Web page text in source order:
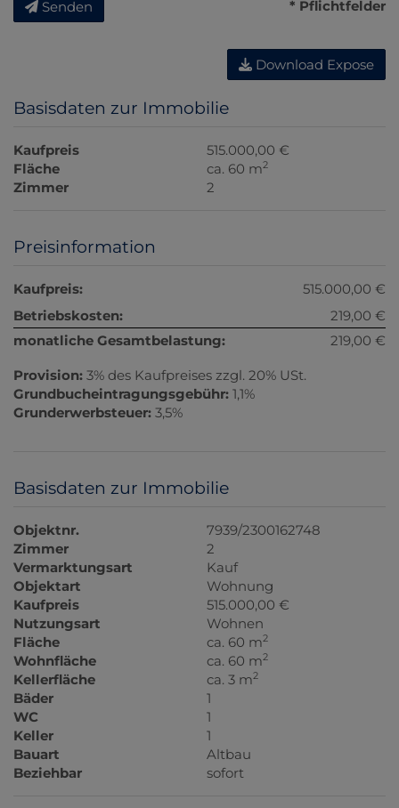
Senden * Pflichtfelder
Download Expose
Basisdaten zur Immobilie
Kaufpreis
515.000,00 €
Fläche
ca. 60 m2
Zimmer 2
Preisinformation
Kaufpreis:
515.000,00 €
Betriebskosten:
219,00 €
monatliche Gesamtbelastung:
219,00 €
Provision: 3% des Kaufpreises zzgl. 20% USt.
Grundbucheintragungsgebühr: 1,1%
Grunderwerbsteuer: 3,5%
Basisdaten zur Immobilie
Objektnr.
7939/2300162748
Zimmer
2
Vermarktungsart
Kauf
Objektart
Wohnung
Kaufpreis
515.000,00 €
Nutzungsart
Wohnen
Fläche
ca. 60 m2
Wohnfläche ca. 60 m2
Kellerfläche ca. 3 m2
Bäder
1
WC
1
Keller
1
Bauart
Altbau
Beziehbar
sofort